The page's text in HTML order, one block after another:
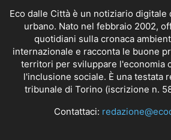
Eco dalle Città è un notiziario digitale
urbano. Nato nel febbraio 2002,
quotidiani sulla cronaca
internazionale e racconta le buone
territori per sviluppare l'economia
l'inclusione sociale. È una testata
tribunale di Torino (iscrizione n.
Contattaci: